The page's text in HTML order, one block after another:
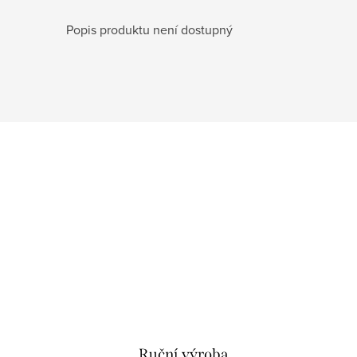
Popis produktu není dostupný